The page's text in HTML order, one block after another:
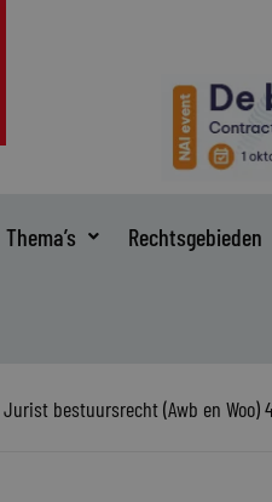
Thema’s Rechtsgebieden
Jurist bestuursrecht (Awb en Woo)